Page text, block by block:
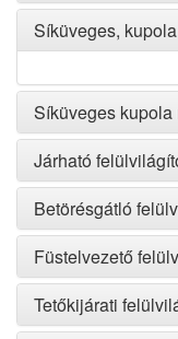
Síküveges,
Síküveges
Járható
Betörésgátló
Füstelvezető
Tetőkijárati